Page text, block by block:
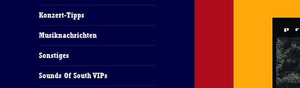
Konzert-Tipps
Musiknachrichten
Sonstiges
Sounds Of South VIPs